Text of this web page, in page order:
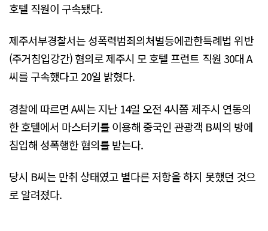
호텔 직원이 구속됐다.
제주서부경찰서는 성폭력범죄의처벌등에관한특례법 위반
(주거침입강간) 혐의로 제주시 모 호텔 프런트 직원 30대 A
씨를 구속했다고 20일 밝혔다.
경찰에 따르면 A씨는 지난 14일 오전 4시쯤 제주시 연동의
한 호텔에서 마스터키를 이용해 중국인 관광객 B씨의 방에
침입해 성폭행한 혐의를 받는다.
당시 B씨는 만취 상태였고 별다른 저항을 하지 못했던 것으
로 알려졌다.